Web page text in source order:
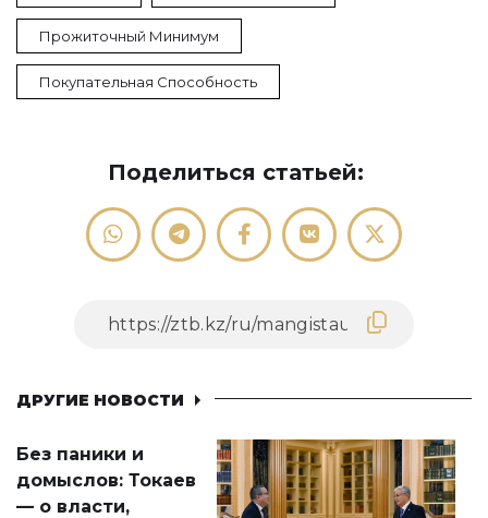
Прожиточный Минимум
Покупательная Способность
Поделиться статьей:
ДРУГИЕ НОВОСТИ
Без паники и
домыслов: Токаев
— о власти,